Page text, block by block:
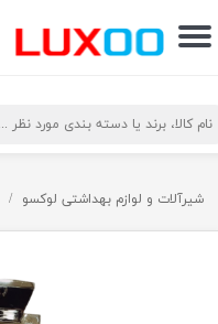
​جستجو
حساب کاربری من
خروج از حساب کاربری
شیرآلات و لوازم بهداشتی لوکسو